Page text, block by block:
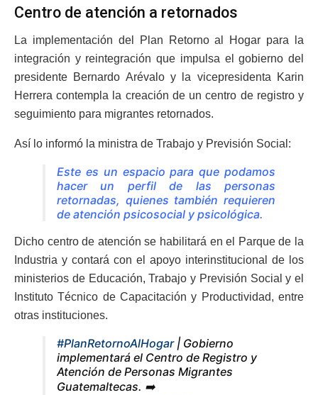
Centro de atención a retornados
La implementación del Plan Retorno al Hogar para la
integración y reintegración que impulsa el gobierno del
presidente Bernardo Arévalo y la vicepresidenta Karin
Herrera contempla la creación de un centro de registro y
seguimiento para migrantes retornados.
Así lo informó la ministra de Trabajo y Previsión Social:
Este es un espacio para que podamos
hacer un perfil de las personas
retornadas, quienes también requieren
de atención psicosocial y psicológica.
Dicho centro de atención se habilitará en el Parque de la
Industria y contará con el apoyo interinstitucional de los
ministerios de Educación, Trabajo y Previsión Social y el
Instituto Técnico de Capacitación y Productividad, entre
otras instituciones.
#PlanRetornoAlHogar| Gobierno
implementará el Centro de Registro y
Atención de Personas Migrantes
Guatemaltecas. ➡️